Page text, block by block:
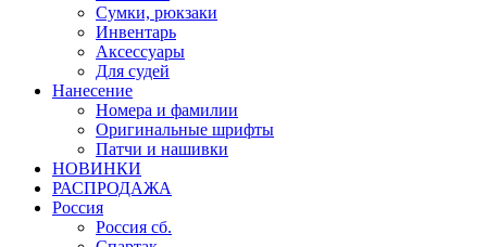
Сумки, рюкзаки
Инвентарь
Аксессуары
Для судей
Нанесение
Номера и фамилии
Оригинальные шрифты
Патчи и нашивки
НОВИНКИ
РАСПРОДАЖА
Россия
Россия сб.